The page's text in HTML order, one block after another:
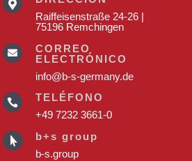

Raiffeisenstraße 24-26 |
75196 Remchingen

CORREO
ELECTRÓNICO
info@b-s-germany.de

TELÉFONO
+49 7232 3661-0

b+s group
b-s.group